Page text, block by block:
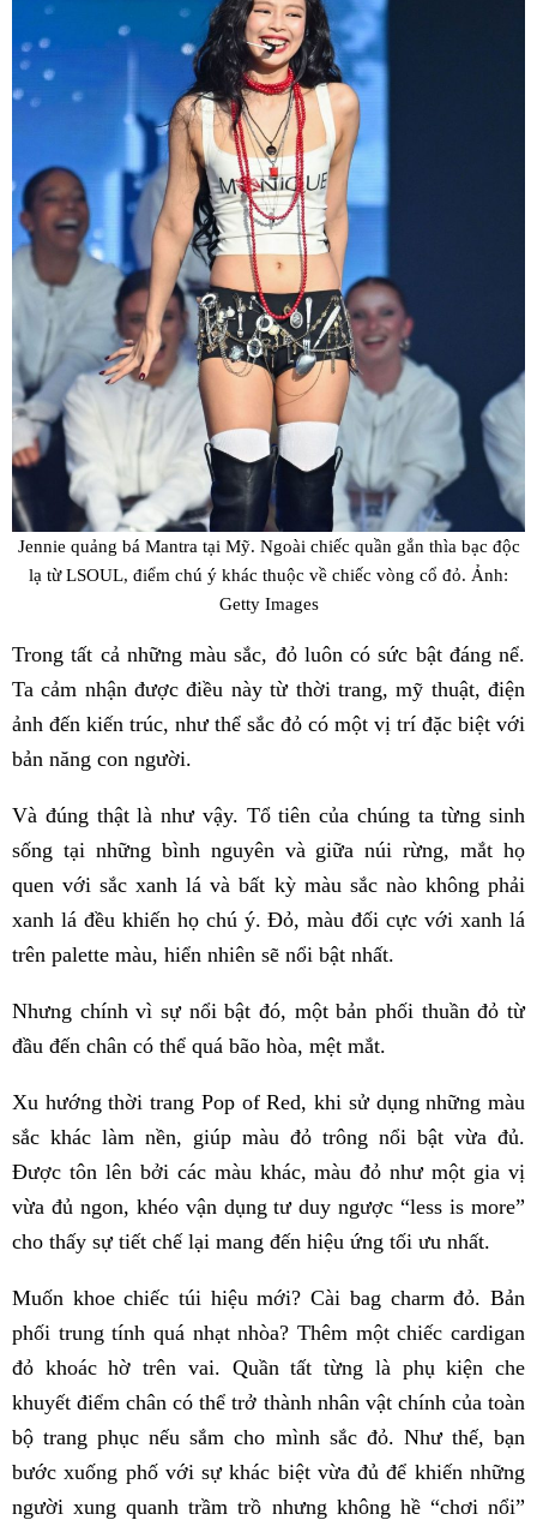
Jennie quảng bá Mantra tại Mỹ. Ngoài chiếc quần gắn thìa bạc độc
lạ từ LSOUL, điểm chú ý khác thuộc về chiếc vòng cổ đỏ. Ảnh:
Getty Images
Trong tất cả những màu sắc, đỏ luôn có sức bật đáng nể.
Ta cảm nhận được điều này từ thời trang, mỹ thuật, điện
ảnh đến kiến trúc, như thể sắc đỏ có một vị trí đặc biệt với
bản năng con người.
Và đúng thật là như vậy. Tổ tiên của chúng ta từng sinh
sống tại những bình nguyên và giữa núi rừng, mắt họ
quen với sắc xanh lá và bất kỳ màu sắc nào không phải
xanh lá đều khiến họ chú ý. Đỏ, màu đối cực với xanh lá
trên palette màu, hiển nhiên sẽ nổi bật nhất.
Nhưng chính vì sự nổi bật đó, một bản phối thuần đỏ từ
đầu đến chân có thể quá bão hòa, mệt mắt.
Xu hướng thời trang Pop of Red, khi sử dụng những màu
sắc khác làm nền, giúp màu đỏ trông nổi bật vừa đủ.
Được tôn lên bởi các màu khác, màu đỏ như một gia vị
vừa đủ ngon, khéo vận dụng tư duy ngược “less is more”
cho thấy sự tiết chế lại mang đến hiệu ứng tối ưu nhất.
Muốn khoe chiếc túi hiệu mới? Cài bag charm đỏ. Bản
phối trung tính quá nhạt nhòa? Thêm một chiếc cardigan
đỏ khoác hờ trên vai. Quần tất từng là phụ kiện che
khuyết điểm chân có thể trở thành nhân vật chính của toàn
bộ trang phục nếu sắm cho mình sắc đỏ. Như thế, bạn
bước xuống phố với sự khác biệt vừa đủ để khiến những
người xung quanh trầm trồ nhưng không hề “chơi nổi”